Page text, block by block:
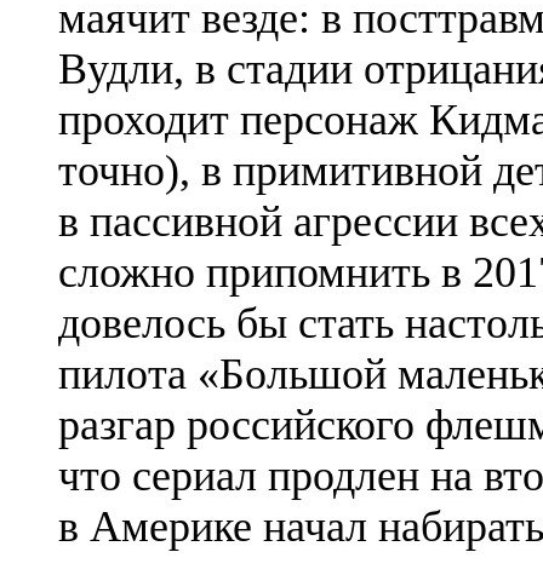
маячит везде: в
Вудли, в стадии
проходит персонаж
точно), в примитивной
в пассивной агрессии
сложно припомнить в
довелось бы стать
пилота «Большой
разгар российского
что сериал продлен на
в Америке начал